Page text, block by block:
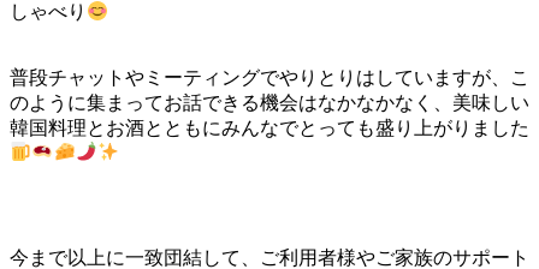
しゃべり
普段チャットやミーティングでやりとりはしていますが、こ
のように集まってお話できる機会はなかなかなく、美味しい
韓国料理とお酒とともにみんなでとっても盛り上がりました
今まで以上に一致団結して、ご利用者様やご家族のサポート